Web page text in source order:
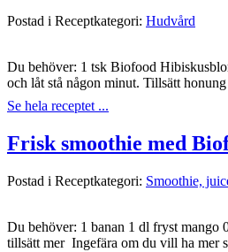
Postad i Receptkategori: Hudvård
Du behöver: 1 tsk Biofood
och låt stå någon minut. Tillsätt
Se hela receptet ...
Frisk smoothie med
Postad i Receptkategori: Smoothie,
Du behöver: 1 banan 1 dl fryst mango
tillsätt mer Ingefära om du vill ha mer